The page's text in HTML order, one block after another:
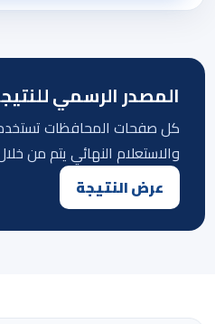
المصدر الرسمي
كل صفحات المحافظات
والاستعلام النهائي يتم من
عرض النتيجة